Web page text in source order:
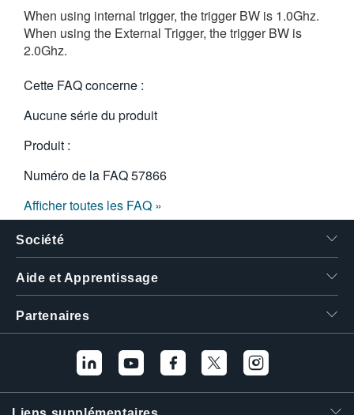
日本語
한국어
When using internal trigger, the trigger BW is 1.0Ghz.
When using the External Trigger, the trigger BW is
2.0Ghz.
Cette FAQ concerne :
Aucune série du produit
Produit :
Numéro de la FAQ57866
Afficher toutes les FAQ »
Société
Aide et Apprentissage
Partenaires